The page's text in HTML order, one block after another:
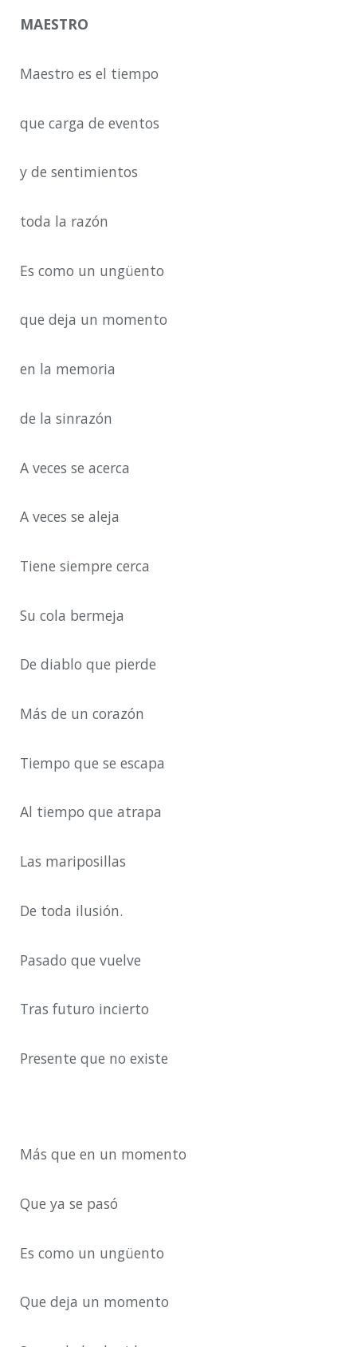
MAESTRO
Maestro es el tiempo
que carga de eventos
y de sentimientos
toda la razón
Es como un ungüento
que deja un momento
en la memoria
de la sinrazón
A veces se acerca
A veces se aleja
Tiene siempre cerca
Su cola bermeja
De diablo que pierde
Más de un corazón
Tiempo que se escapa
Al tiempo que atrapa
Las mariposillas
De toda ilusión.
Pasado que vuelve
Tras futuro incierto
Presente que no existe
Más que en un momento
Que ya se pasó
Es como un ungüento
Que deja un momento